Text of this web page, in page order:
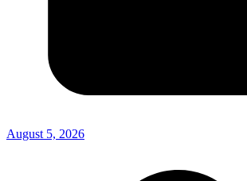
August 5, 2026